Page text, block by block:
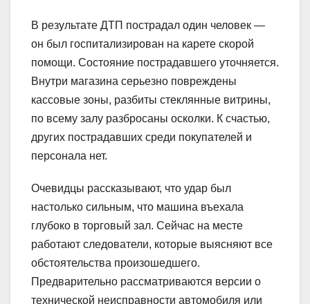
В результате ДТП пострадал один человек —
он был госпитализирован на карете скорой
помощи. Состояние пострадавшего уточняется.
Внутри магазина серьезно повреждены
кассовые зоны, разбиты стеклянные витрины,
по всему залу разбросаны осколки. К счастью,
других пострадавших среди покупателей и
персонала нет.
Очевидцы рассказывают, что удар был
настолько сильным, что машина въехала
глубоко в торговый зал. Сейчас на месте
работают следователи, которые выясняют все
обстоятельства произошедшего.
Предварительно рассматриваются версии о
технической неисправности автомобиля или